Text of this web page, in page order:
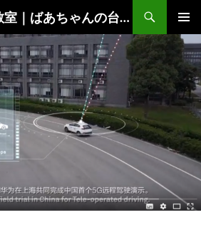
ばあちゃんの料理教室｜ばあちゃんの台所から学ぶ、食と健康の知恵
メインメ
ニュー